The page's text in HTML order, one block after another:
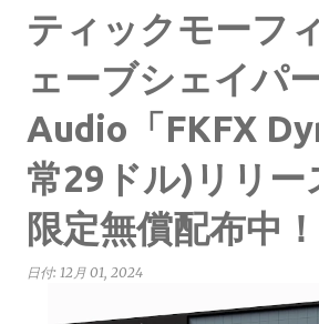
ティックモーフ
ェーブシェイパ
Audio「FKFX
常29ドル)リリー
限定無償配布中！
日付: 12月 01, 2024